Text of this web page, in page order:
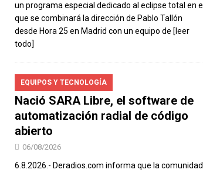
un programa especial dedicado al eclipse total en el
que se combinará la dirección de Pablo Tallón
desde Hora 25 en Madrid con un equipo de [leer
todo]
EQUIPOS Y TECNOLOGÍA
Nació SARA Libre, el software de
automatización radial de código
abierto
06/08/2026
6.8.2026.- Deradios.com informa que la comunidad